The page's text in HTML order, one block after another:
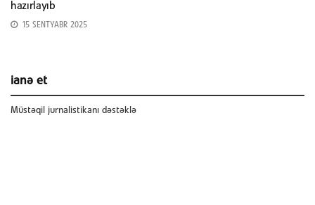
hazırlayıb
15 SENTYABR 2025
ianə et
Müstəqil jurnalistikanı dəstəklə